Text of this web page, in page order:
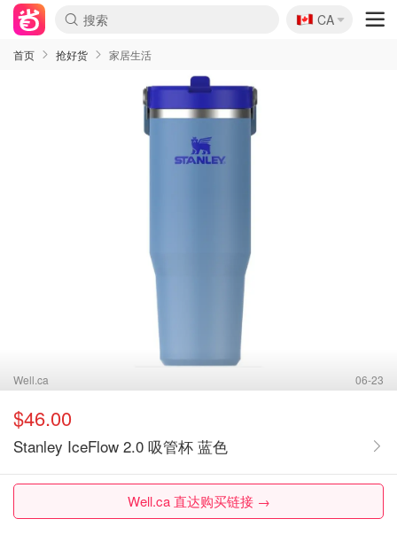
🇨🇦
CA
首页 抢好货 家居生活
Well.ca 06-23
$46.00
Stanley IceFlow 2.0 吸管杯 蓝色
Well.ca 直达购买链接 →